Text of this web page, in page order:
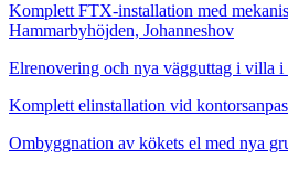
Komplett FTX-installation med
Hammarbyhöjden, Johanneshov
Elrenovering och nya vägguttag i villa i
Komplett elinstallation vid
Ombyggnation av kökets el med nya